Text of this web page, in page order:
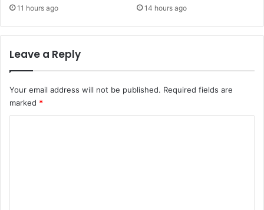
11 hours ago 14 hours ago
Leave a Reply
Your email address will not be published. Required fields are
marked *